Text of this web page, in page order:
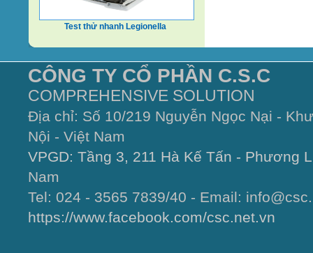
Test thử nhanh Legionella
CÔNG TY CỔ PHẦN C.S.C
COMPREHENSIVE SOLUTION
Địa chỉ: Số 10/219 Nguyễn Ngọc Nại -
Nội - Việt Nam
VPGD: Tầng 3, 211 Hà Kế Tấn - Phương
Nam
Tel: 024 - 3565 7839/40 - Email:
https://www.facebook.com/csc.net.vn